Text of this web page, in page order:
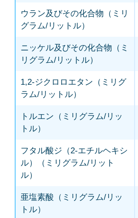
ウラン及びその化合物（ミリ
グラム/リットル）
ニッケル及びその化合物（ミ
リグラム/リットル）
1,2-ジクロロエタン（ミリグ
ラム/リットル）
トルエン（ミリグラム/リッ
トル）
フタル酸ジ（2-エチルヘキシ
ル）（ミリグラム/リット
ル）
亜塩素酸（ミリグラム/リッ
トル）